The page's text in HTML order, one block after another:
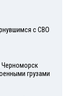
с СВО
Черноморск
грузами